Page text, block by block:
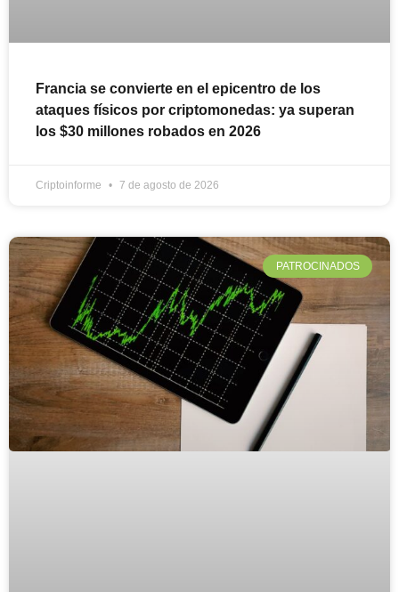
Francia se convierte en el epicentro de los
ataques físicos por criptomonedas: ya superan
los $30 millones robados en 2026
Criptoinforme 7 de agosto de 2026
PATROCINADOS